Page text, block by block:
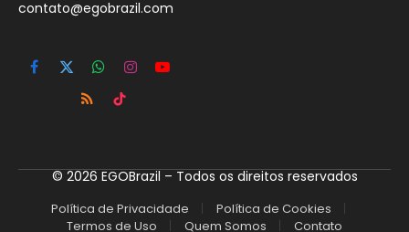
contato@egobrazil.com
Facebook
X
(Twitter)
WhatsApp
InstagramYouTube
RSS
TikTok
© 2026 EGOBrazil – Todos os direitos reservados
Política de Privacidade
Política de Cookies
Termos de Uso
Quem Somos Contato